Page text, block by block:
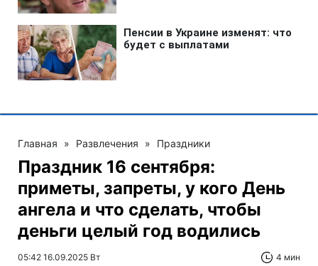
Главная » Развлечения » Праздники
Праздник 16 сентября:
приметы, запреты, у кого День
ангела и что сделать, чтобы
деньги целый год водились
05:42 16.09.2025 Вт 4 мин